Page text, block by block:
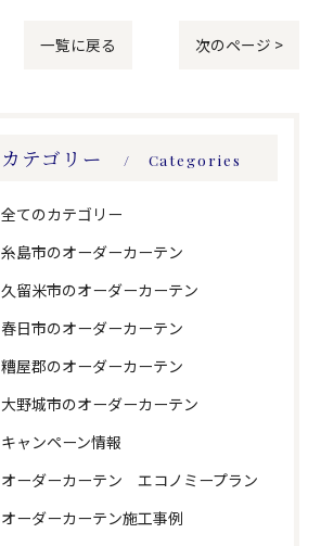
一覧に戻る 次のページ >
カテゴリー Categories
全てのカテゴリー
糸島市のオーダーカーテン
久留米市のオーダーカーテン
春日市のオーダーカーテン
糟屋郡のオーダーカーテン
大野城市のオーダーカーテン
キャンペーン情報
オーダーカーテン エコノミープラン
オーダーカーテン施工事例